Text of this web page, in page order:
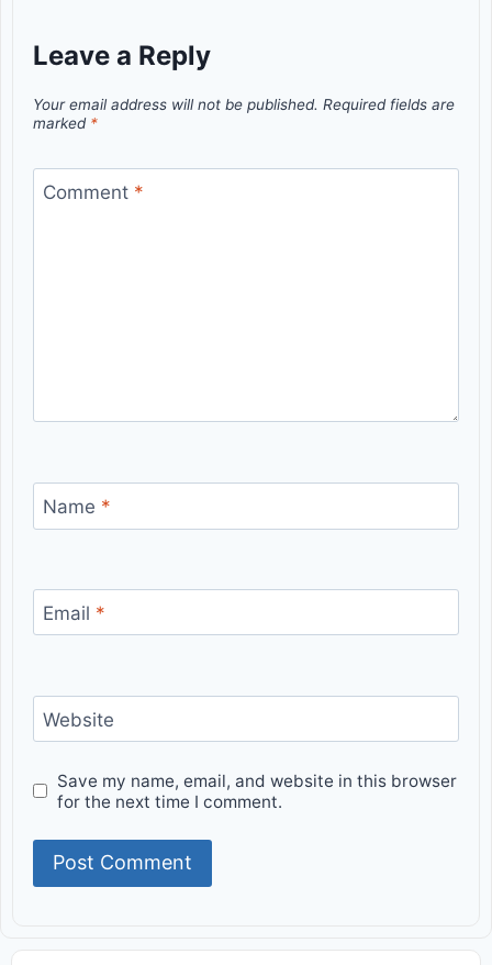
Leave a Reply
Your email address will not be published. Required fields are
marked *
Comment *
Name *
Email *
Website
Save my name, email, and website in this browser
for the next time I comment.